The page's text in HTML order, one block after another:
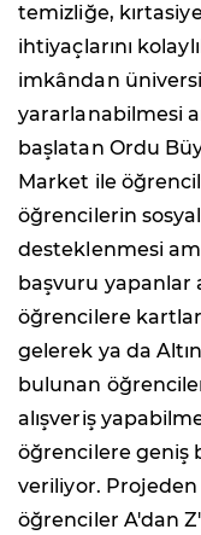
temizliğe,
ihtiyaçlarını
imkândan
yararlanabilmesi
başlatan Ordu
Market ile
öğrencilerin
desteklenmesi
başvuru yapanlar
öğrencilere
gelerek ya da
bulunan
alışveriş
öğrencilere geniş
veriliyor.
öğrenciler A'dan